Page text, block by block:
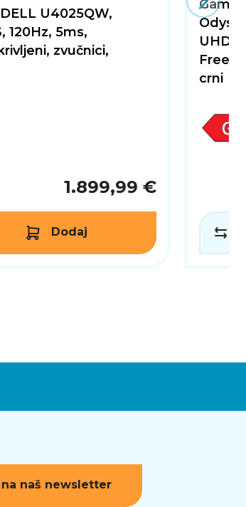
U4025QW,
120Hz, 5ms,
1.899,99 €
UHD,
crni